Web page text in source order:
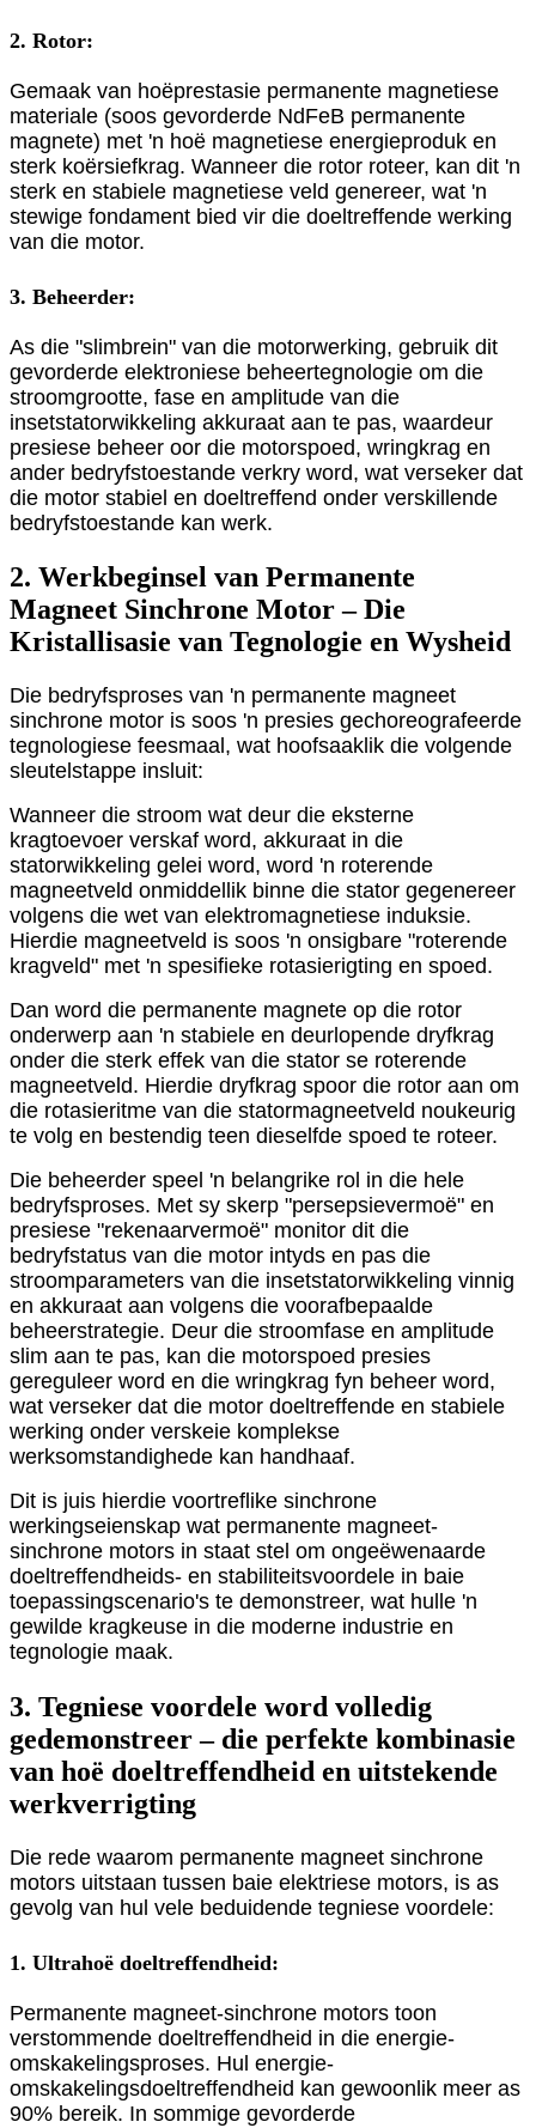
2. Rotor:
Gemaak van hoëprestasie permanente magnetiese
materiale (soos gevorderde NdFeB permanente
magnete) met 'n hoë magnetiese energieproduk en
sterk koërsiefkrag. Wanneer die rotor roteer, kan dit 'n
sterk en stabiele magnetiese veld genereer, wat 'n
stewige fondament bied vir die doeltreffende werking
van die motor.
3. Beheerder:
As die "slimbrein" van die motorwerking, gebruik dit
gevorderde elektroniese beheertegnologie om die
stroomgrootte, fase en amplitude van die
insetstatorwikkeling akkuraat aan te pas, waardeur
presiese beheer oor die motorspoed, wringkrag en
ander bedryfstoestande verkry word, wat verseker dat
die motor stabiel en doeltreffend onder verskillende
bedryfstoestande kan werk.
2. Werkbeginsel van Permanente
Magneet Sinchrone Motor – Die
Kristallisasie van Tegnologie en Wysheid
Die bedryfsproses van 'n permanente magneet
sinchrone motor is soos 'n presies gechoreografeerde
tegnologiese feesmaal, wat hoofsaaklik die volgende
sleutelstappe insluit:
Wanneer die stroom wat deur die eksterne
kragtoevoer verskaf word, akkuraat in die
statorwikkeling gelei word, word 'n roterende
magneetveld onmiddellik binne die stator gegenereer
volgens die wet van elektromagnetiese induksie.
Hierdie magneetveld is soos 'n onsigbare "roterende
kragveld" met 'n spesifieke rotasierigting en spoed.
Dan word die permanente magnete op die rotor
onderwerp aan 'n stabiele en deurlopende dryfkrag
onder die sterk effek van die stator se roterende
magneetveld. Hierdie dryfkrag spoor die rotor aan om
die rotasieritme van die statormagneetveld noukeurig
te volg en bestendig teen dieselfde spoed te roteer.
Die beheerder speel 'n belangrike rol in die hele
bedryfsproses. Met sy skerp "persepsievermoë" en
presiese "rekenaarvermoë" monitor dit die
bedryfstatus van die motor intyds en pas die
stroomparameters van die insetstatorwikkeling vinnig
en akkuraat aan volgens die voorafbepaalde
beheerstrategie. Deur die stroomfase en amplitude
slim aan te pas, kan die motorspoed presies
gereguleer word en die wringkrag fyn beheer word,
wat verseker dat die motor doeltreffende en stabiele
werking onder verskeie komplekse
werksomstandighede kan handhaaf.
Dit is juis hierdie voortreflike sinchrone
werkingseienskap wat permanente magneet-
sinchrone motors in staat stel om ongeëwenaarde
doeltreffendheids- en stabiliteitsvoordele in baie
toepassingscenario's te demonstreer, wat hulle 'n
gewilde kragkeuse in die moderne industrie en
tegnologie maak.
3. Tegniese voordele word volledig
gedemonstreer – die perfekte kombinasie
van hoë doeltreffendheid en uitstekende
werkverrigting
Die rede waarom permanente magneet sinchrone
motors uitstaan ​​tussen baie elektriese motors, is as
gevolg van hul vele beduidende tegniese voordele:
1. Ultrahoë doeltreffendheid:
Permanente magneet-sinchrone motors toon
verstommende doeltreffendheid in die energie-
omskakelingsproses. Hul energie-
omskakelingsdoeltreffendheid kan gewoonlik meer as
90% bereik. In sommige gevorderde